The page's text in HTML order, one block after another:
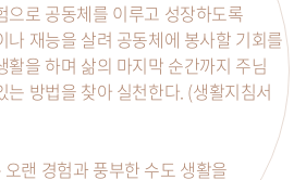
으로 공동체를 이루고 성장하도록
나 재능을 살려 공동체에 봉사할 기회를
활을 하며 삶의 마지막 순간까지 주님
는 방법을 찾아 실천한다. (생활지침서
랜 경험과 풍부한 수도 생활을